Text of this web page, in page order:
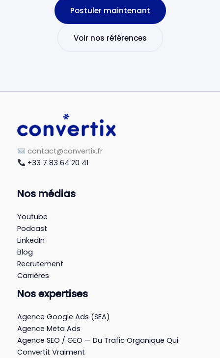
Postuler maintenant
Voir nos références
contact@convertix.fr
+33 7 83 64 20 41
Nos médias
Youtube
Podcast
LinkedIn
Blog
Recrutement
Carrières
Nos expertises
Agence Google Ads (SEA)
Agence Meta Ads
Agence SEO / GEO — Du Trafic Organique Qui
Convertit Vraiment